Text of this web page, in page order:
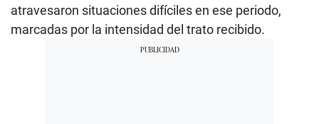
atravesaron situaciones difíciles en ese periodo,
marcadas por la intensidad del trato recibido.